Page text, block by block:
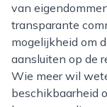
van
transparante
mogelijkheid om
aansluiten op de
Wie meer wil
beschikbaarheid